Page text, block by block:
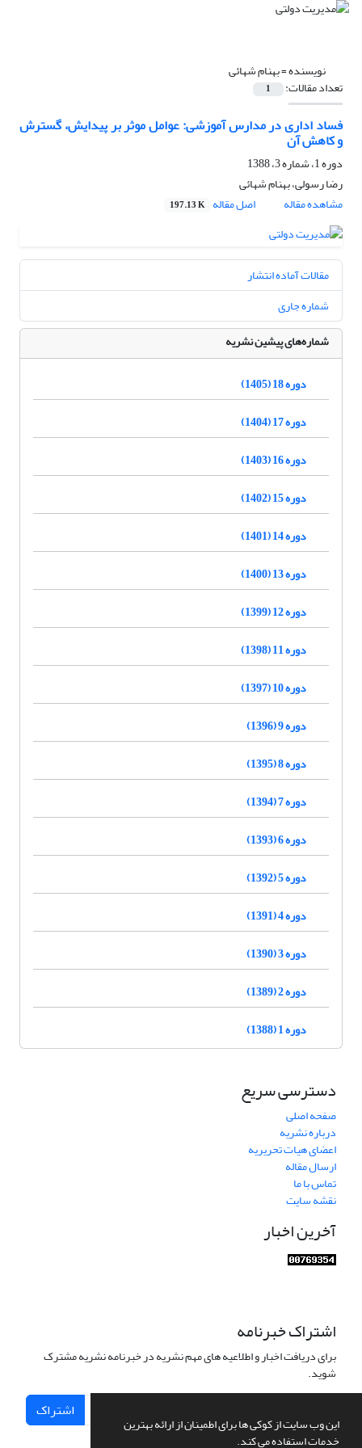
این وب سایت از کوکی ها برای اطمینان از ارائه بهترین
خدمات استفاده می کند.
نویسنده =بهنام شهائی
تعداد مقالات: 1
فساد اداری در مدارس آموزشی: عوامل موثر بر پیدایش، گسترش
و کاهش آن
دوره 1، شماره 3، 1388
رضا رسولی، بهنام شهائی
مشاهده مقاله
اصل مقاله 197.13 K
مقالات آماده انتشار
شماره جاری
شماره‌های پیشین نشریه
دوره 18 (1405)
دوره 17 (1404)
دوره 16 (1403)
دوره 15 (1402)
دوره 14 (1401)
دوره 13 (1400)
دوره 12 (1399)
دوره 11 (1398)
دوره 10 (1397)
دوره 9 (1396)
دوره 8 (1395)
دوره 7 (1394)
دوره 6 (1393)
دوره 5 (1392)
دوره 4 (1391)
دوره 3 (1390)
دوره 2 (1389)
دوره 1 (1388)
دسترسی سریع
صفحه اصلی
درباره نشریه
اعضای هیات تحریریه
ارسال مقاله
تماس با ما
نقشه سایت
آخرین اخبار
اشتراک خبرنامه
برای دریافت اخبار و اطلاعیه های مهم نشریه در خبرنامه نشریه مشترک
شوید.
اشتراک